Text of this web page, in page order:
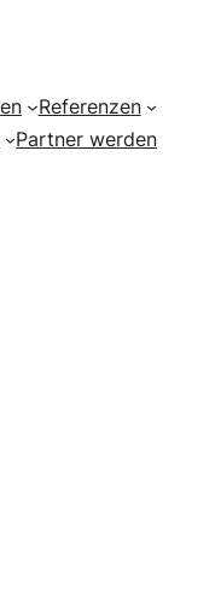
Referenzen
Partner werden